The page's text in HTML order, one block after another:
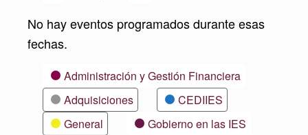
No hay eventos programados durante esas
fechas.
CategoríasAdministración y Gestión Financiera
Adquisiciones
CEDIIES
General
Gobierno en las IES